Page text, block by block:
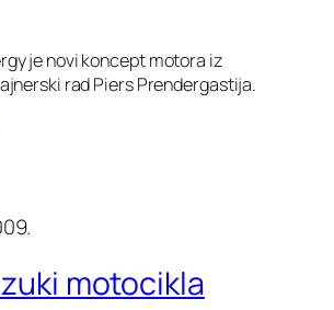
je novi koncept motora iz
rad Piers Prendergastija.
motocikla